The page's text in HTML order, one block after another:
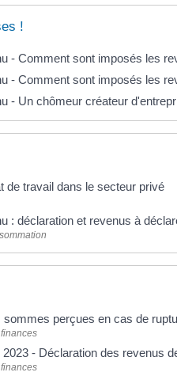
!
- Comment sont imposés les
- Comment sont imposés les
- Un chômeur créateur
de travail dans le secteur privé
: déclaration et revenus à
sommes perçues en cas de
2023 - Déclaration des revenus